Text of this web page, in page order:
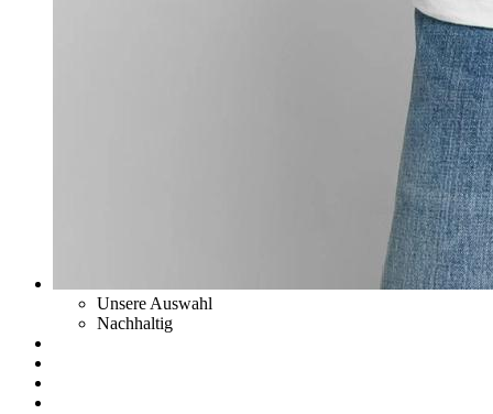
Unsere Auswahl
Nachhaltig